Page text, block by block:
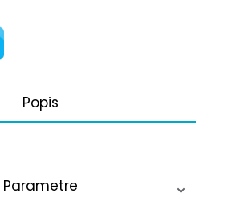
Popis
Parametre